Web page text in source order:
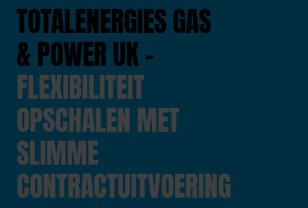
TOTALENERGIES GAS
& POWER UK -
FLEXIBILITEIT
OPSCHALEN MET
SLIMME
CONTRACTUITVOERING